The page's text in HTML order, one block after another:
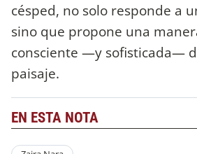
césped, no solo responde a
sino que propone una
consciente —y sofisticada—
paisaje.
EN ESTA NOTA